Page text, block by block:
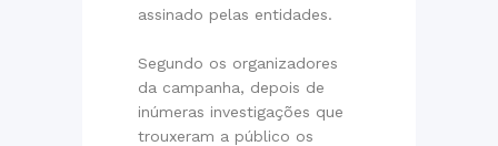
assinado pelas entidades.
Segundo os organizadores
da campanha, depois de
inúmeras investigações que
trouxeram a público os